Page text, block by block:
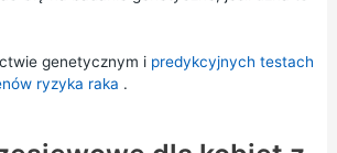
genetycznym i predykcyjnych testach
ryzyka raka .